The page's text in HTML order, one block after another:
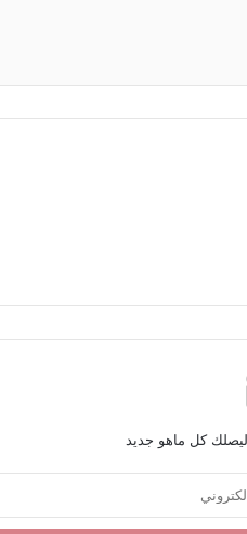
ليصلك كل ماهو جديد